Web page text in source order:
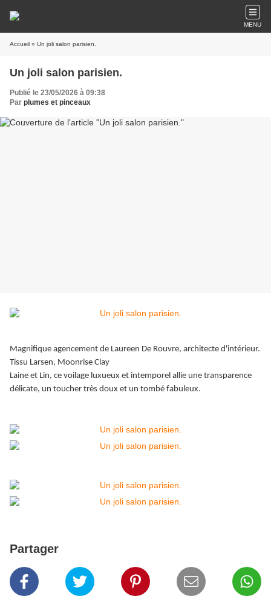
MENU
Accueil » Un joli salon parisien.
Un joli salon parisien.
Publié le 23/05/2026 à 09:38
Par plumes et pinceaux
Magnifique agencement de Laureen De Rouvre, architecte d'intérieur.
Tissu Larsen, Moonrise Clay
Laine et Lin, ce voilage luxueux et intemporel allie une transparence
délicate, un toucher très doux et un tombé fabuleux.
Partager